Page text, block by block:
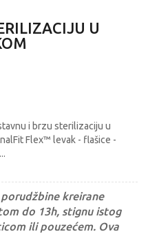
U
i brzu sterilizaciju u
Flex™ levak - flašice -
...
kreirane
do 13h, stignu istog
ili pouzećem. Ova